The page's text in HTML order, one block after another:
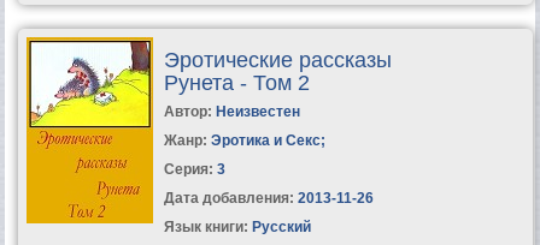
Эротические рассказы
Рунета - Том 2
Автор: Неизвестен
Жанр: Эротика и Секс;
Серия: 3
Дата добавления: 2013-11-26
Язык книги: Русский